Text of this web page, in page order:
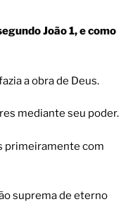
João 1, e como
a obra de Deus.
mediante seu poder.
primeiramente com
suprema de eterno